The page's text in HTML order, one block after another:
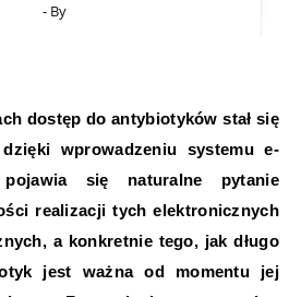
- By
dostęp do antybiotyków stał się
wprowadzeniu systemu e-
pojawia się naturalne pytanie
realizacji tych elektronicznych
a konkretnie tego, jak długo
jest ważna od momentu jej